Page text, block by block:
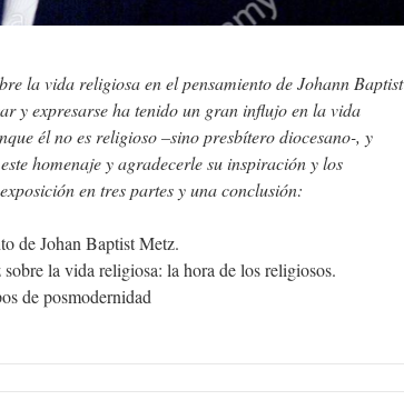
la vida religiosa en el pensamiento de Johann Baptist
y expresarse ha tenido un gran influjo en la vida
él no es religioso –sino presbítero diocesano-, y
homenaje y agradecerle su inspiración y los
en tres partes y una conclusión:
de Johan Baptist Metz.
la vida religiosa: la hora de los religiosos.
de posmodernidad